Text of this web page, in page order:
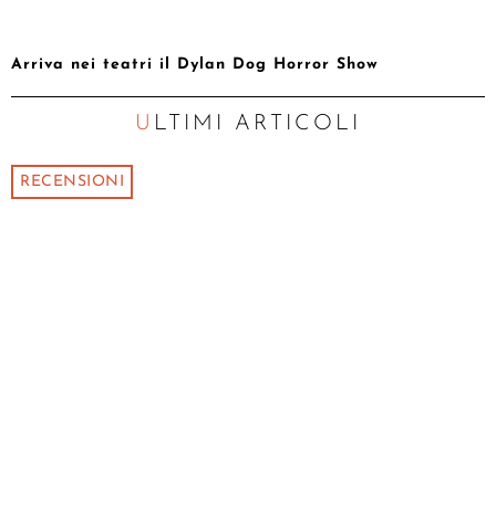
Arriva nei teatri il Dylan Dog Horror Show
ULTIMI ARTICOLI
RECENSIONI